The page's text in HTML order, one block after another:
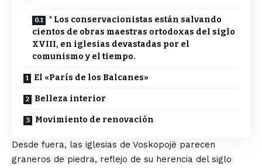
* Los conservacionistas están salvando
cientos de obras maestras ortodoxas del siglo
XVIII, en iglesias devastadas por el
comunismo y el tiempo.
El «París de los Balcanes»
Belleza interior
Movimiento de renovación
Desde fuera, las iglesias de Voskopojë parecen
graneros de piedra, reflejo de su herencia del siglo